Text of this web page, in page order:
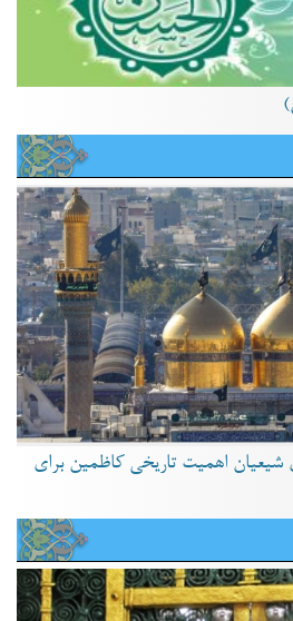
شیعیان اهمیت تاریخی کاظمین برای